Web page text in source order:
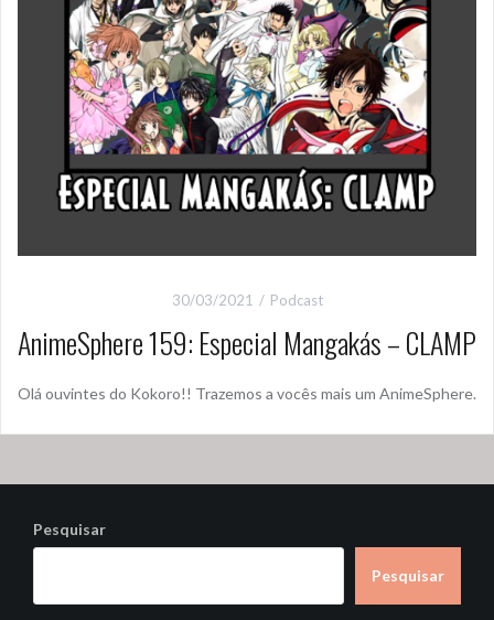
30/03/2021 Podcast
AnimeSphere 159: Especial Mangakás – CLAMP
Olá ouvintes do Kokoro!! Trazemos a vocês mais um AnimeSphere.
Pesquisar
Pesquisar